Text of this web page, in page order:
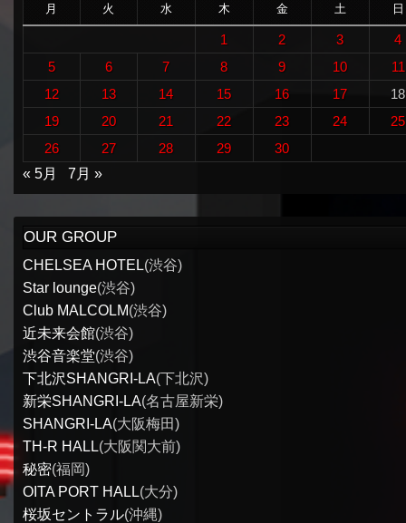
月 火 水 木 金 土 日
1 2 3
4
5
6 7 8 9 10
11
12
13 14 15 16 17
18
19
20 21 22 23 24
25
26
27 28 29
30
« 5月
7月 »
OUR GROUP
CHELSEA HOTEL(渋谷)
Star lounge(渋谷)
Club MALCOLM(渋谷)
近未来会館(渋谷)
渋谷音楽堂(渋谷)
下北沢SHANGRI-LA(下北沢)
新栄SHANGRI-LA(名古屋新栄)
SHANGRI-LA(大阪梅田)
TH-R HALL(大阪関大前)
秘密(福岡)
OITA PORT HALL(大分)
桜坂セントラル(沖縄)